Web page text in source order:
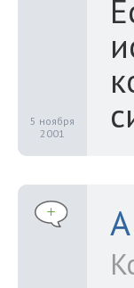
5 ноября
2001